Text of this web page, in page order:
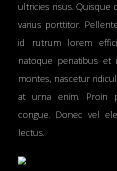
ultricies risus. Quisque
varius porttitor.
id rutrum lorem
natoque penatibus et
montes, nascetur
at urna enim. Proin
congue. Donec vel
lectus.